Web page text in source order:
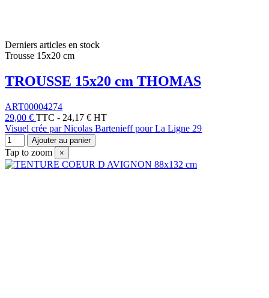
Derniers articles en stock
Trousse 15x20 cm
TROUSSE 15x20 cm THOMAS
ART00004274
29,00 € TTC - 24,17 € HT
Visuel crée par Nicolas Bartenieff pour La Ligne 29
Ajouter au panier
Tap to zoom ×